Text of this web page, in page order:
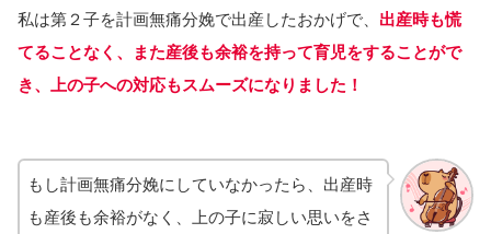
私は第２子を計画無痛分娩で出産したおかげで、 出産時も慌
てることなく、また産後も余裕を持って育児をすることがで
き、上の子への対応もスムーズになりました！
もし計画無痛分娩にしていなかったら、出産時
も産後も余裕がなく、上の子に寂しい思いをさ